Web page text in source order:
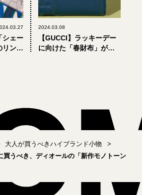
シェー
リング
2024.03.08
【GUCCI】ラッキーデー
に向けた「春財布」が充
大人が買うべきハイブランド小物
買うべき、ディオールの「新作モノトーン